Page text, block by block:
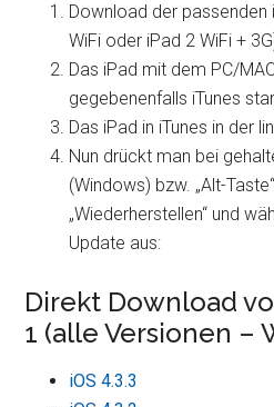
Download der passenden
WiFi oder iPad 2 WiFi +
Das iPad mit dem PC/
gegebenenfalls iTunes
Das iPad in iTunes in der
Nun drückt man bei
(Windows) bzw. „Alt-
„Wiederherstellen“ und
Update aus:
Direkt Download
1 (alle Versionen –
iOS 4.3.3